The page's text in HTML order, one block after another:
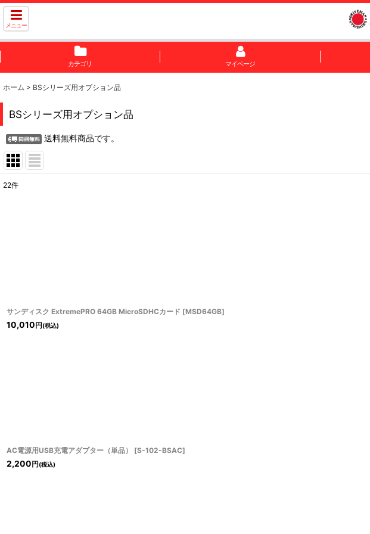
メニュー
カテゴリ マイページ
ホーム > BSシリーズ用オプション品
BSシリーズ用オプション品
送料無料商品です。
22件
サンディスク ExtremePRO 64GB MicroSDHCカード [MSD64GB]
10,010 円 (税込)
AC電源用USB充電アダプター（単品） [S-102-BSAC]
2,200 円 (税込)